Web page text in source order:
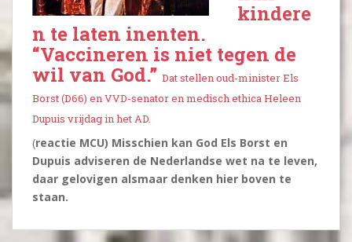
kindere
n te laten inenten.
“Vaccineren is niet tegen de
wil van God.” Dat stellen oud-minister Els
Borst (D66) en VVD-senator en medisch ethica Heleen
Dupuis vrijdag in het AD.
(reactie MCU) Misschien kan God Els Borst en
Dupuis adviseren de Nederlandse wet na te leven,
daar gelovigen alsmaar denken hier boven te
staan.